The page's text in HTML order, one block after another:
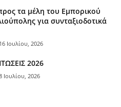
τα μέλη του Εμπορικού
για συνταξιοδοτικά
16 Ιουλίου, 2026
2026
Ιουλίου, 2026